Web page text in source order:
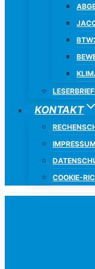
KONTAKT
COOKIE-